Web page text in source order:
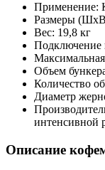
Применение:
Размеры
Вес: 19,8 кг
Подключение
Объем
Количество
Диаметр
интенсивной
Описание